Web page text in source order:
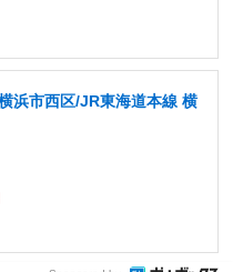
浜市西区/JR東海道本線 横